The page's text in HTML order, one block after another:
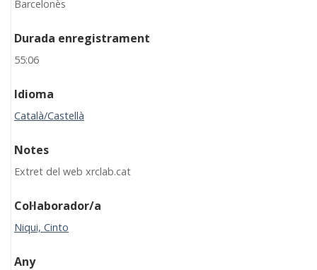
Barcelonès
Durada enregistrament
55:06
Idioma
Català/Castellà
Notes
Extret del web xrclab.cat
Col·laborador/a
Niqui, Cinto
Any